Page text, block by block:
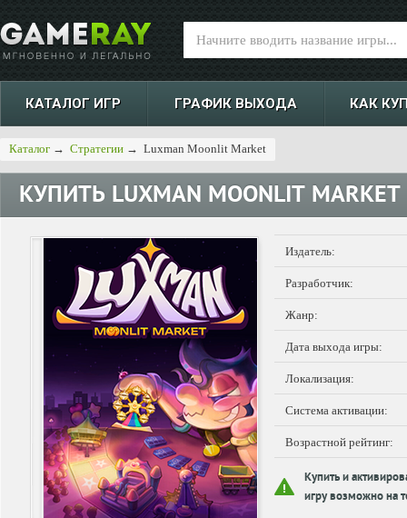
КАТАЛОГ ИГР ГРАФИК ВЫХОДА КАК
Каталог → Стратегии → Luxman Moonlit Market
КУПИТЬ LUXMAN MOONLIT MARKET
Издатель:
Разработчик:
Жанр:
Дата выхода игры:
Локализация:
Система активации:
Возрастной рейтинг:
Купить и
игру возможно на